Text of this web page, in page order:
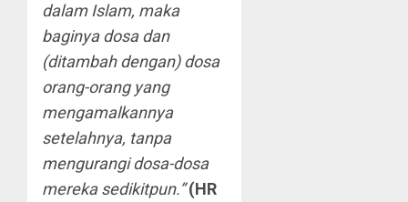
dalam Islam, maka
baginya dosa dan
(ditambah dengan) dosa
orang-orang yang
mengamalkannya
setelahnya, tanpa
mengurangi dosa-dosa
mereka sedikitpun.” (HR